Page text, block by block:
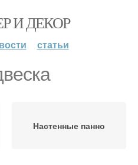
И ДЕКОР
статьи
Настенные панно